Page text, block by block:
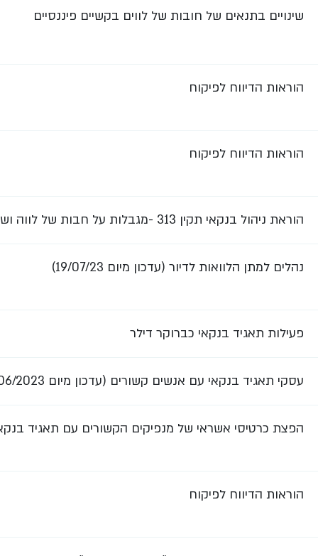
שינויים בתנאים של חובות של לווים בקשיים פיננסיים
הוראות הדיווח לפיקוח
הוראות הדיווח לפיקוח
הוראת ניהול בנקאי תקין 313 -מגבלות על חבות של לווה ושל קבוצת לווים
נהלים למתן הלוואות לדיור (עדכון מיום 19/07/23)
פעילות תאגיד בנקאי כברוקר דילר
עסקי תאגיד בנקאי עם אנשים קשורים (עדכון מיום 29/06/2023)
הפצת כרטיסי אשראי של מנפיקים הקשורים עם תאגיד
הוראות הדיווח לפיקוח